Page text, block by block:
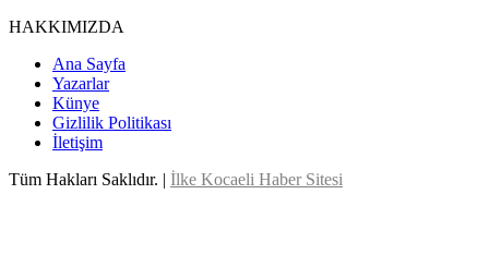
HAKKIMIZDA
Ana Sayfa
Yazarlar
Künye
Gizlilik Politikası
İletişim
Tüm Hakları Saklıdır. | İlke Kocaeli Haber Sitesi